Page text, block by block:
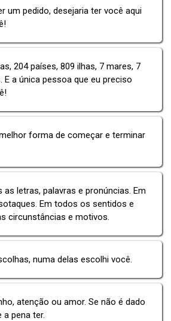
um pedido, desejaria ter você aqui
204 países, 809 ilhas, 7 mares, 7
E a única pessoa que eu preciso
forma de começar e terminar
letras, palavras e pronúncias. Em
Em todos os sentidos e
circunstâncias e motivos.
numa delas escolhi você.
atenção ou amor. Se não é dado
a pena ter.